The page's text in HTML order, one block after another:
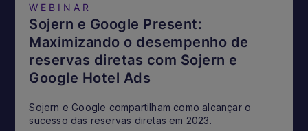
WEBINAR
Sojern e Google Present:
Maximizando o desempenho de
reservas diretas com Sojern e
Google Hotel Ads
Sojern e Google compartilham como alcançar o
sucesso das reservas diretas em 2023.